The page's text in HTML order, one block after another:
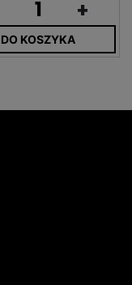
+
DO KOSZYKA